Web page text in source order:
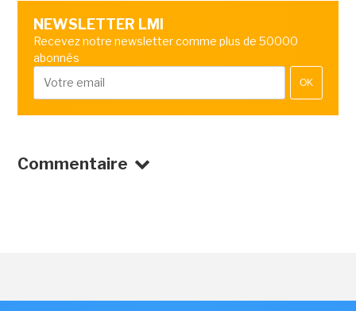
NEWSLETTER LMI
Recevez notre newsletter comme plus de 50000
abonnés
OK
Commentaire